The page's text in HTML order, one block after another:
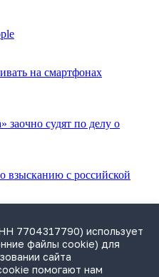
на смартфонах
заочно судят по делу о
взысканию с российской
фиксации нарушений
7704317790) использует
файлы cookie) для
сайта
помогают нам